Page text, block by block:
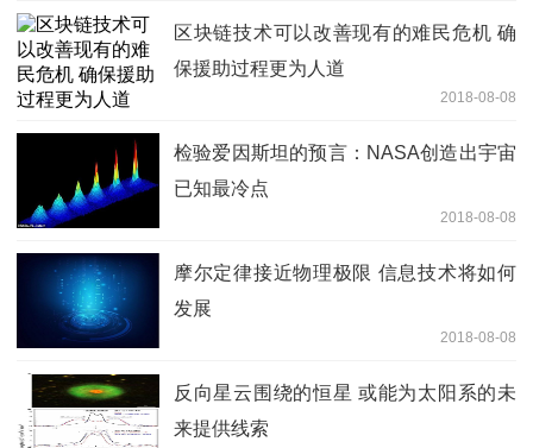
区块链技术可以改善现有的难民危机 确
保援助过程更为人道
2018-08-08
检验爱因斯坦的预言：NASA创造出宇宙
已知最冷点
2018-08-08
摩尔定律接近物理极限 信息技术将如何
发展
2018-08-08
反向星云围绕的恒星 或能为太阳系的未
来提供线索